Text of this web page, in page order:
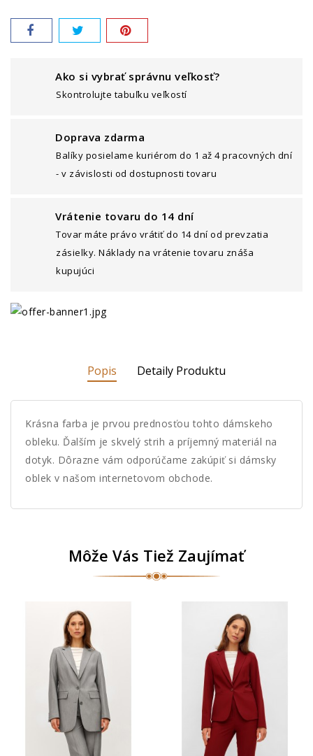
Ako si vybrať správnu veľkosť?
Skontrolujte tabuľku veľkostí
Doprava zdarma
Balíky posielame kuriérom do 1 až 4 pracovných dní
- v závislosti od dostupnosti tovaru
Vrátenie tovaru do 14 dní
Tovar máte právo vrátiť do 14 dní od prevzatia
zásielky. Náklady na vrátenie tovaru znáša
kupujúci
Popis Detaily Produktu
Krásna farba je prvou prednosťou tohto dámskeho
obleku. Ďalším je skvelý strih a príjemný materiál na
dotyk. Dôrazne vám odporúčame zakúpiť si dámsky
oblek v našom internetovom obchode.
Môže Vás Tiež Zaujímať